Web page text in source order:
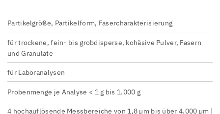
Partikelgröße, Partikelform, Fasercharakterisierung
für trockene, fein- bis grobdisperse, kohäsive Pulver, Fasern
und Granulate
für Laboranalysen
Probenmenge je Analyse < 1 g bis 1.000 g
4 hochauflösende Messbereiche von 1,8 µm bis über 4.000 µm |